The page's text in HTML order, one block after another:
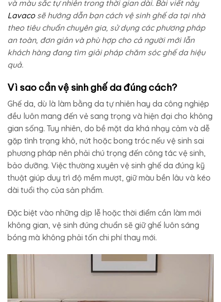
và màu sắc tự nhiên trong thời gian dài. Bài viết này
Lavacosẽ hướng dẫn bạn cách vệ sinh ghế da tại nhà
theo tiêu chuẩn chuyên gia, sử dụng các phương pháp
an toàn, đơn giản và phù hợp cho cả người mới lẫn
khách hàng đang tìm giải pháp chăm sóc ghế da hiệu
quả.
Vì sao cần vệ sinh ghế da đúng cách?
Ghế da, dù là làm bằng da tự nhiên hay da công nghiệp
đều luôn mang đến vẻ sang trọng và hiện đại cho không
gian sống. Tuy nhiên, do bề mặt da khá nhạy cảm và dễ
gặp tình trạng khô, nứt hoặc bong tróc nếu vệ sinh sai
phương pháp nên phải chú trọng đến công tác vệ sinh,
bảo dưỡng. Việc thường xuyên vệ sinh ghế da đúng kỹ
thuật giúp duy trì độ mềm mượt, giữ màu bền lâu và kéo
dài tuổi thọ của sản phẩm.
Đặc biệt vào những dịp lễ hoặc thời điểm cần làm mới
không gian, vệ sinh đúng chuẩn sẽ giữ ghế luôn sáng
bóng mà không phải tốn chi phí thay mới.